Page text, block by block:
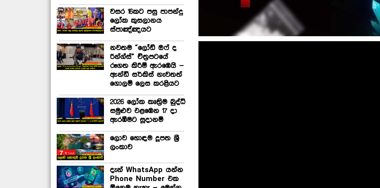
වසර 16කට පසු පාපන්දු
ලෝක කුසලානය
ස්පාඤ්ඤයට
නවතම “ලෝඩ් ඔෆ් ද
රින්ග්ස්” චිත්‍රපටයේ
රූගත කිරීම් ඇරඹෙයි –
ඇන්ඩි සර්කිස් නැවතත්
ගොලම් ලෙස කරළියට
2026 ලෝක කෘත්‍රිම බුද්ධි
සමුළුව එළඹෙන 17 දා
ඇරඹීමට සූදානම්
ලොව හොඳම දූපත ශ්‍රී
ලංකාව
දැන් WhatsApp යන්න
Phone Number එක